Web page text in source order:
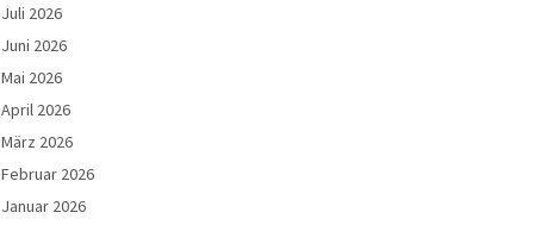
Juli 2026
Juni 2026
Mai 2026
April 2026
März 2026
Februar 2026
Januar 2026